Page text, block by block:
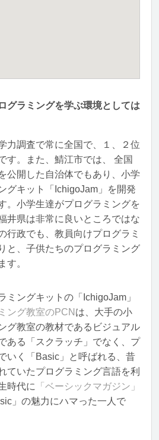
グラミングを学ぶ環境としては
力調査で常に全国で、１、２位
す。また、鯖江市では、 全国
公開した自治体でもあり、小学
グキット「IchigoJam」を開発
。小学生達がプログラミングを
井県は非常に良いところではな
行政でも、教員向けプログラミ
と、子供たちのプログラミング
す。
ミングキットの「IchigoJam」
ング教室のPCN は、大手の小
グ教室の教材であるビジュアル
ある「スクラッチ」でなく、プ
いく「Basic」と呼ばれる、昔
ていたプログラミング言語を利
時代に
「ベーシックマガジン」
」の魅力にハマった一人で